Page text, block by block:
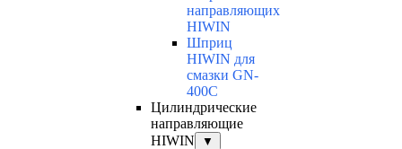
направляющих
HIWIN
Шприц
HIWIN для
смазки GN-
400C
Цилиндрические
направляющие
HIWIN
▼